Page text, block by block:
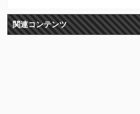
関連コンテンツ